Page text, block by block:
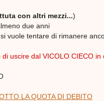
con altri mezzi...)
due anni
vuole tentare di rimanere
uscire dal VICOLO CIECO in
LA QUOTA DI DEBITO